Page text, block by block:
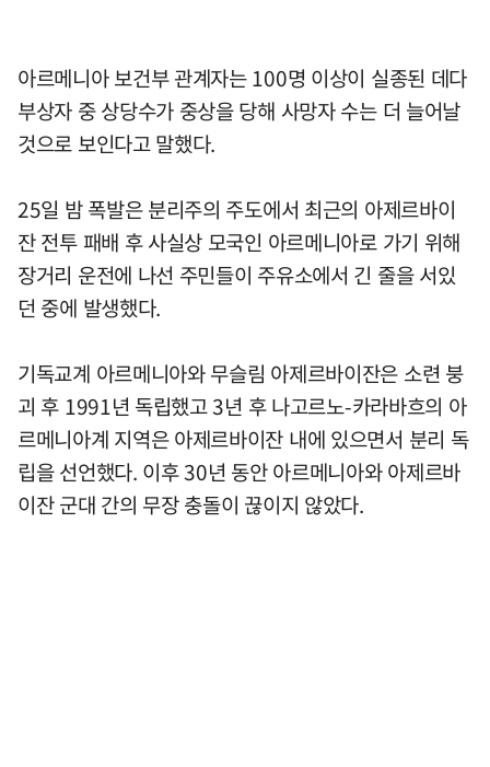
아르메니아 보건부 관계자는 100명 이상이 실종된 데다
부상자 중 상당수가 중상을 당해 사망자 수는 더 늘어날
것으로 보인다고 말했다.
25일 밤 폭발은 분리주의 주도에서 최근의 아제르바이
잔 전투 패배 후 사실상 모국인 아르메니아로 가기 위해
장거리 운전에 나선 주민들이 주유소에서 긴 줄을 서있
던 중에 발생했다.
기독교계 아르메니아와 무슬림 아제르바이잔은 소련 붕
괴 후 1991년 독립했고 3년 후 나고르노-카라바흐의 아
르메니아계 지역은 아제르바이잔 내에 있으면서 분리 독
립을 선언했다. 이후 30년 동안 아르메니아와 아제르바
이잔 군대 간의 무장 충돌이 끊이지 않았다.